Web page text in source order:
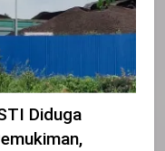
Diduga